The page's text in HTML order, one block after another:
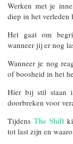
Werken met je
diep in het verleden
Het gaat om
wanneer jij er nog
Wanneer je nog
of boosheid in het
Híer bij stil staan
doorbreken voor
Tijdens The Shift
tot last zijn en